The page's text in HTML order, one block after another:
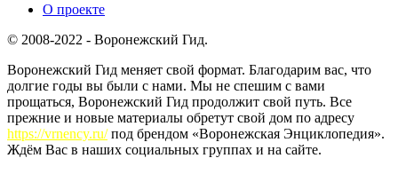
О проекте
© 2008-2022 - Воронежский Гид.
Воронежский Гид меняет свой формат. Благодарим вас, что
долгие годы вы были с нами. Мы не спешим с вами
прощаться, Воронежский Гид продолжит свой путь. Все
прежние и новые материалы обретут свой дом по адресу
https://vrnency.ru/под брендом «Воронежская Энциклопедия».
Ждём Вас в наших социальных группах и на сайте.